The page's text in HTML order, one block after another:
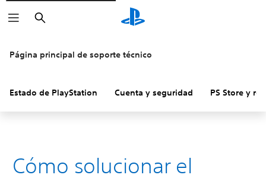
Buscar
Página principal de soporte técnico
Estado de PlayStation Cuenta y seguridad PS Store y
Cómo solucionar el